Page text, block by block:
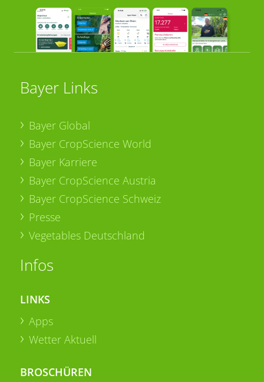
Bayer Links
Bayer Global
Bayer CropScience World
Bayer Karriere
Bayer CropScience Austria
Bayer CropScience Schweiz
Presse
Vegetables Deutschland
Infos
LINKS
Apps
Wetter Aktuell
BROSCHÜREN